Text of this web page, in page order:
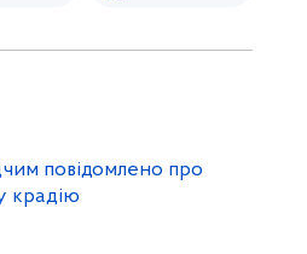
повідомлено про
крадію